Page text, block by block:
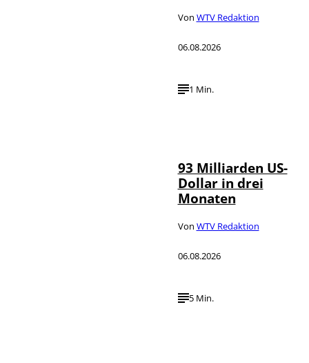
Von WTV Redaktion
06.08.2026
1 Min.
93 Milliarden US-
Dollar in drei
Monaten
Von WTV Redaktion
06.08.2026
5 Min.